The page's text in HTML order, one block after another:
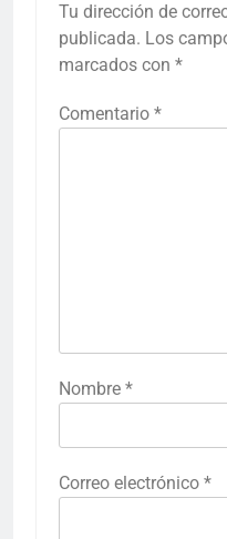
Tu dirección de
publicada. Los
marcados con *
Comentario *
Nombre *
Correo electrónico *